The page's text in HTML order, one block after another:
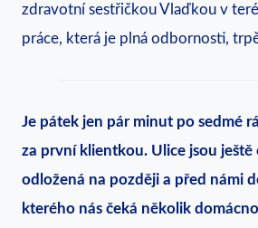
zdravotní sestřičkou Vlaďkou v
práce, která je plná odbornosti,
Je pátek jen pár minut po sedmé
za první klientkou. Ulice jsou ještě
odložená na později a před námi
kterého nás čeká několik